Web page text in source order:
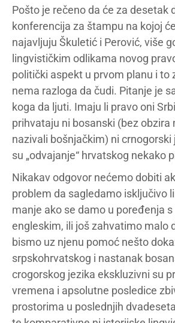
Pošto je rečeno da će za desetak
konferencija za štampu na kojoj
najavljuju Škuletić i Perović, više
lingvističkim odlikama novog
politički aspekt u prvom planu i to
nema razloga da čudi. Pitanje je
koga da ljuti. Imaju li pravo oni
prihvataju ni bosanski (bez obzira
nazivali bošnjačkim) ni crnogorski
su „odvajanje“ hrvatskog nekako
Nikakav odgovor nećemo dobiti
problem da sagledamo isključivo
manje ako se damo u poređenja
engleskim, ili još zahvatimo malo
bismo uz njenu pomoć nešto
srpskohrvatskog i nastanak
crogorskog jezika ekskluzivni su
vremena i apsolutne posledice
prostorima u poslednjih